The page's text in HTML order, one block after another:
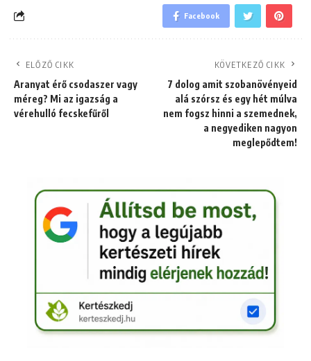
Facebook
ELŐZŐ CIKK
Aranyat érő csodaszer vagy
méreg? Mi az igazság a
vérehulló fecskefűről
KÖVETKEZŐ CIKK
7 dolog amit szobanövényeid
alá szórsz és egy hét múlva
nem fogsz hinni a szemednek,
a negyediken nagyon
meglepődtem!